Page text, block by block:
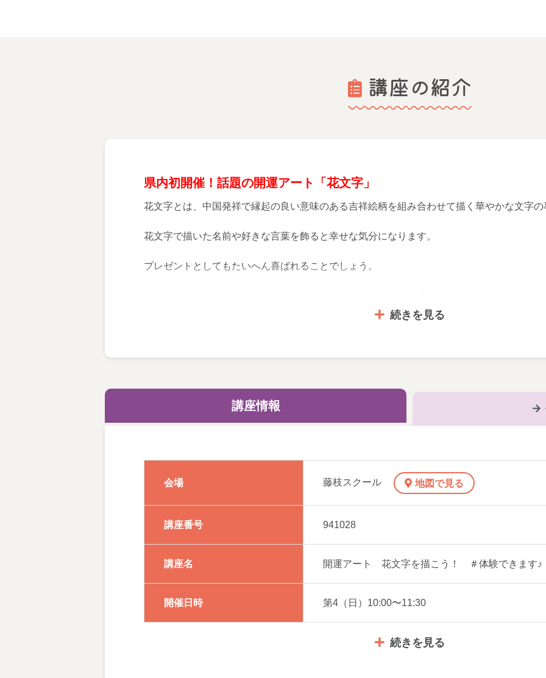
講座の紹介
県内初開催！話題の開運アート「花文字」
花文字とは、中国発祥で縁起の良い意味のある吉祥絵柄を組み合わせて描く華やかな文字の
花文字で描いた名前や好きな言葉を飾ると幸せな気分になります。
プレゼントとしてもたいへん喜ばれることでしょう。
～体験レッスン時のお題について～
当日ご案内させていただきます
続きを見る
講座情報
会場 藤枝スクール 地図で見る
講座番号 941028
講座名 開運アート 花文字を描こう！ ＃体験できます♪
開催日時 第4（日）10:00〜11:30
続きを見る